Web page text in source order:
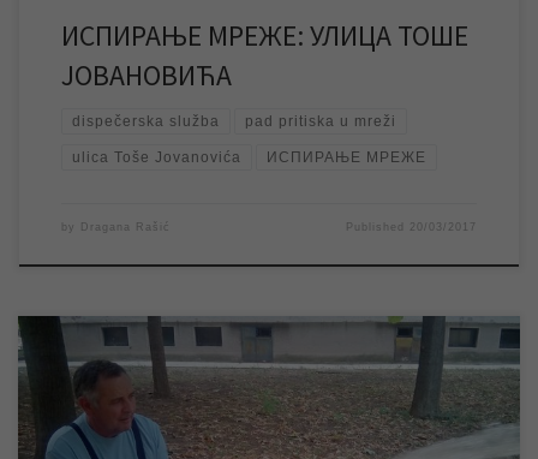
ИСПИРАЊЕ МРЕЖЕ: УЛИЦА ТОШЕ
ЈОВАНОВИЋА
dispečerska služba pad pritiska u mreži
ulica Toše Jovanovića ИСПИРАЊЕ МРЕЖЕ
by Dragana Rašić Published 20/03/2017
У току редовних активности на испирању водоводне мреже,
екипе ЈКП „Водовод и канализација“ данас ће испирање